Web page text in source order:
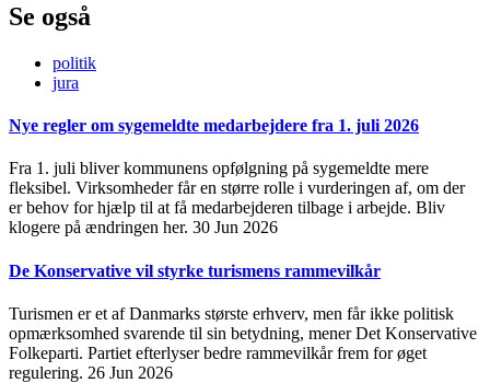
Se også
politik
jura
Nye regler om sygemeldte medarbejdere fra 1. juli 2026
Fra 1. juli bliver kommunens opfølgning på sygemeldte mere
fleksibel. Virksomheder får en større rolle i vurderingen af, om der
er behov for hjælp til at få medarbejderen tilbage i arbejde. Bliv
klogere på ændringen her. 30 Jun 2026
De Konservative vil styrke turismens rammevilkår
Turismen er et af Danmarks største erhverv, men får ikke politisk
opmærksomhed svarende til sin betydning, mener Det Konservative
Folkeparti. Partiet efterlyser bedre rammevilkår frem for øget
regulering. 26 Jun 2026